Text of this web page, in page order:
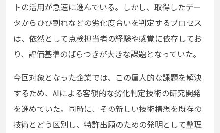
トの活用が急速に進んでいる。しかし、取得したデー
タからひび割れなどの劣化度合いを判定するプロセス
は、依然として点検担当者の経験や感覚に依存してお
り、評価基準のばらつきが大きな課題となっていた。
今回対象となった企業では、この属人的な課題を解決
するため、AIによる客観的な劣化判定技術の研究開発
を進めていた。同時に、その新しい技術構想を既存の
技術とどう区別し、特許出願のための発明として整理